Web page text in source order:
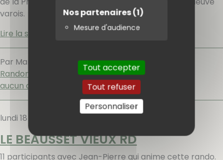
Nos partenaires(1)
Mesure d'audience
Tout accepter
Tout refuser
Personnaliser
varois.
[…]
Lire la suite
Par Marie-Hélène MAZZI,mercredi 20 mars 2019
Randonnées
aucun commentaire
lundi 18 mars 2019
LE BEAUSSET VIEUX RD
11 participants avec Jean-Pierre qui anime cette rando.